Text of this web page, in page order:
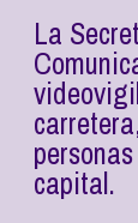
La
capital.